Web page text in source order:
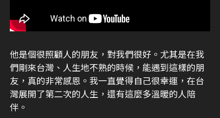
他是個很照顧人的朋友，對我們很好。尤其是在我
們剛來台灣、人生地不熟的時候，能遇到這樣的朋
友，真的非常感恩。我一直覺得自己很幸運，在台
灣展開了第二次的人生，還有這麼多溫暖的人陪
伴。